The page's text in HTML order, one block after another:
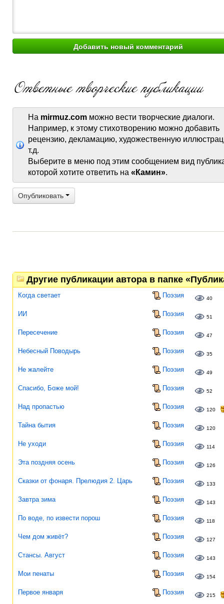
На mirmuz.com можно вести творческие диалоги.
Например, к этому стихотворению можно добавить
рецензию, декламацию, художественную
т.д.
Выберите в меню под этим сообщением вид
которой хотите ответить на «Камин».
Опубликовать
Другие публикации автора в папке
Когда светает Поэзия 40
ИИ Поэзия 51
Пересечение Поэзия 47
Небесный Поводырь Поэзия 35
Не жалейте Поэзия 49
Спасибо, Боже мой! Поэзия 52
Над пропастью Поэзия 120
Тайна бытия Поэзия 120
Не уходи Поэзия 114
Эта поздняя осень Поэзия 126
Сказки от фонаря. Прелюдия 2. Царь Поэзия 133
Завтра зима Поэзия 143
По воде, по извести порош Поэзия 118
Чем дом живёт? Поэзия 127
Стансы. Август Поэзия 143
Мои пенаты Поэзия 154
Первое января Поэзия 215